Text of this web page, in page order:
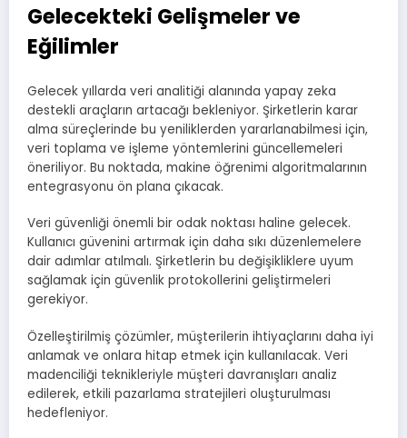
Gelecekteki Gelişmeler ve
Eğilimler
Gelecek yıllarda veri analitiği alanında yapay zeka
destekli araçların artacağı bekleniyor. Şirketlerin karar
alma süreçlerinde bu yeniliklerden yararlanabilmesi için,
veri toplama ve işleme yöntemlerini güncellemeleri
öneriliyor. Bu noktada, makine öğrenimi algoritmalarının
entegrasyonu ön plana çıkacak.
Veri güvenliği önemli bir odak noktası haline gelecek.
Kullanıcı güvenini artırmak için daha sıkı düzenlemelere
dair adımlar atılmalı. Şirketlerin bu değişikliklere uyum
sağlamak için güvenlik protokollerini geliştirmeleri
gerekiyor.
Özelleştirilmiş çözümler, müşterilerin ihtiyaçlarını daha iyi
anlamak ve onlara hitap etmek için kullanılacak. Veri
madenciliği teknikleriyle müşteri davranışları analiz
edilerek, etkili pazarlama stratejileri oluşturulması
hedefleniyor.